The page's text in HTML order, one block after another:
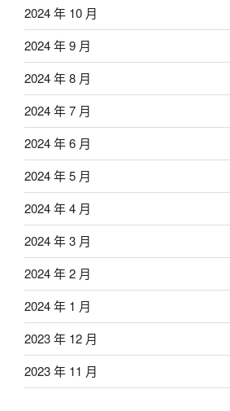
2024 年 10 月
2024 年 9 月
2024 年 8 月
2024 年 7 月
2024 年 6 月
2024 年 5 月
2024 年 4 月
2024 年 3 月
2024 年 2 月
2024 年 1 月
2023 年 12 月
2023 年 11 月